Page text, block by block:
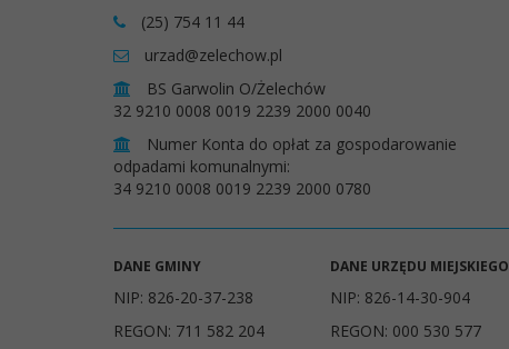
(25) 754 11 44
urzad@zelechow.pl
BS Garwolin O/Żelechów
32 9210 0008 0019 2239 2000 0040
Numer Konta do opłat za gospodarowanie
odpadami komunalnymi:
34 9210 0008 0019 2239 2000 0780
DANE GMINY
NIP: 826-20-37-238
REGON: 711 582 204
DANE URZĘDU MIEJSKIEGO
NIP: 826-14-30-904
REGON: 000 530 577